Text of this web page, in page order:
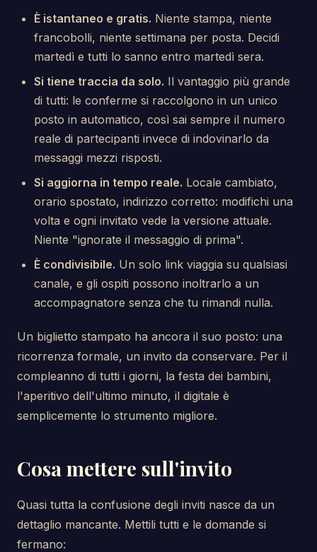
È istantaneo e gratis. Niente stampa, niente
francobolli, niente settimana per posta. Decidi
martedì e tutti lo sanno entro martedì sera.
Si tiene traccia da solo. Il vantaggio più grande
di tutti: le conferme si raccolgono in un unico
posto in automatico, così sai sempre il numero
reale di partecipanti invece di indovinarlo da
messaggi mezzi risposti.
Si aggiorna in tempo reale. Locale cambiato,
orario spostato, indirizzo corretto: modifichi una
volta e ogni invitato vede la versione attuale.
Niente "ignorate il messaggio di prima".
È condivisibile. Un solo link viaggia su qualsiasi
canale, e gli ospiti possono inoltrarlo a un
accompagnatore senza che tu rimandi nulla.
Un biglietto stampato ha ancora il suo posto: una
ricorrenza formale, un invito da conservare. Per il
compleanno di tutti i giorni, la festa dei bambini,
l'aperitivo dell'ultimo minuto, il digitale è
semplicemente lo strumento migliore.
Cosa mettere sull'invito
Quasi tutta la confusione degli inviti nasce da un
dettaglio mancante. Mettili tutti e le domande si
fermano: